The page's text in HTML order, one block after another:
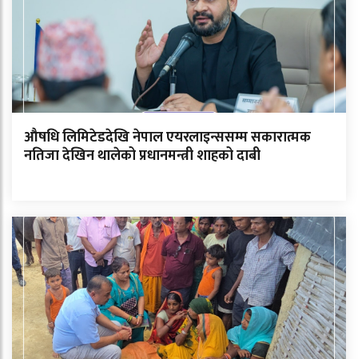
औषधि लिमिटेडदेखि नेपाल एयरलाइन्ससम्म सकारात्मक
नतिजा देखिन थालेको प्रधानमन्त्री शाहको दाबी